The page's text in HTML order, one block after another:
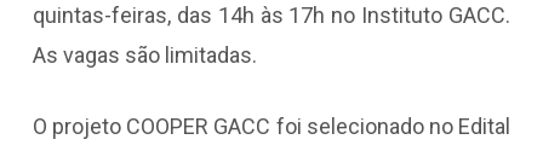
quintas-feiras, das 14h às 17h no Instituto GACC.
As vagas são limitadas.
O projeto COOPER GACC foi selecionado no Edital